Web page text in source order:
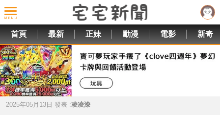
首頁 最新 正妹 動漫 電影 新奇
2025年05月13日 發表 :凌凌漆